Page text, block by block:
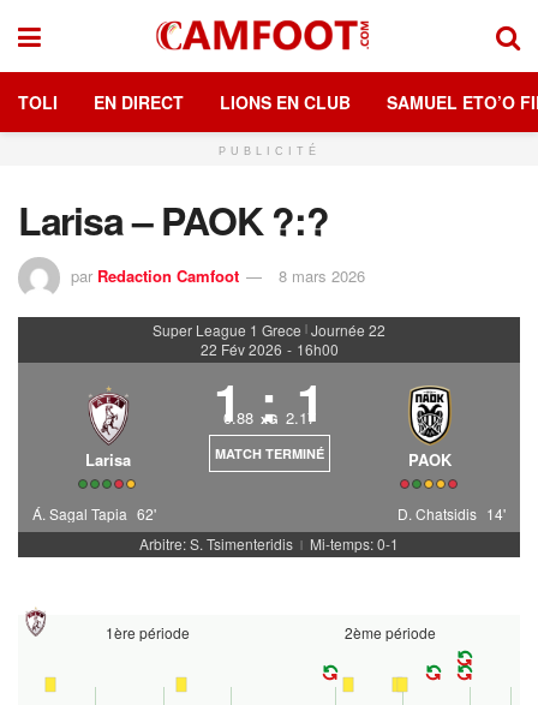
TOLI EN DIRECT LIONS EN CLUB SAMUEL ETO’O
PUBLICITÉ
Larisa – PAOK ?:?
par Redaction Camfoot 8 mars 2026
Super League 1 Grece | Journée 22
22 Fév 2026 - 16h00
Larisa
1 : 1
0.88 xG 2.17
MATCH TERMINÉ PAOK
Á. Sagal Tapia 62' D. Chatsidis 14'
Arbitre: S. Tsimenteridis | Mi-temps: 0-1
1ère période 2ème période